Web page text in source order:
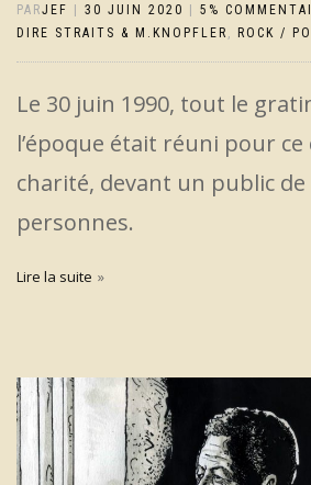
PARJEF 30 JUIN 2020 5%
DIRE STRAITS & M.KNOPFLER , ROCK /
Le 30 juin 1990, tout le
l’époque était réuni pour ce
charité, devant un public de
personnes.
Lire la suite